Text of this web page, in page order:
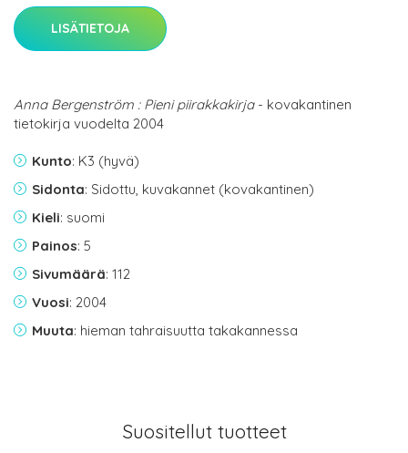
LISÄTIETOJA
Anna Bergenström : Pieni piirakkakirja- kovakantinen
tietokirja vuodelta 2004
Kunto: K3 (hyvä)
Sidonta: Sidottu, kuvakannet (kovakantinen)
Kieli: suomi
Painos: 5
Sivumäärä: 112
Vuosi: 2004
Muuta: hieman tahraisuutta takakannessa
Suositellut tuotteet